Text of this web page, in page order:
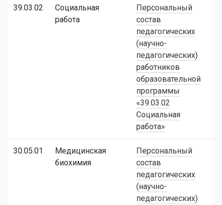
39.03.02
Социальная
работа
Персональный
состав
педагогических
(научно-
педагогических)
работников
образовательной
программы
«39.03.02
Социальная
работа»
30.05.01
Медицинская
биохимия
Персональный
состав
педагогических
(научно-
педагогических)